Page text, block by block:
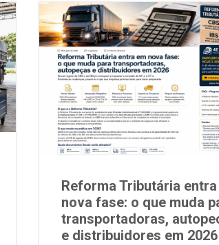
Reforma Tributária entra
nova fase: o que muda
transportadoras,
e distribuidores em 2026